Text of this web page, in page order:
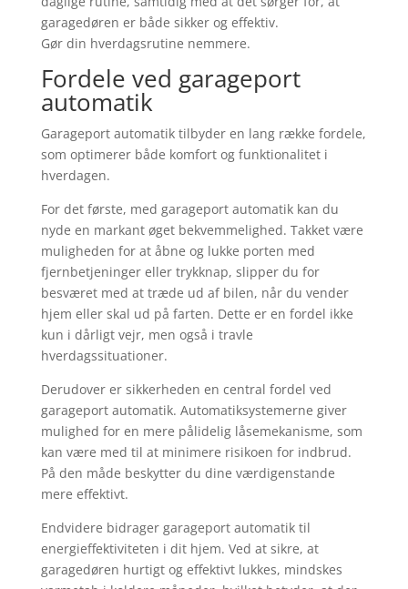
garagedøren er både sikker og effektiv.
Gør din hverdagsrutine nemmere.
Fordele ved garageport
automatik
Garageport automatik tilbyder en lang række fordele,
som optimerer både komfort og funktionalitet i
hverdagen.
For det første, med garageport automatik kan du
nyde en markant øget bekvemmelighed. Takket være
muligheden for at åbne og lukke porten med
fjernbetjeninger eller trykknap, slipper du for
besværet med at træde ud af bilen, når du vender
hjem eller skal ud på farten. Dette er en fordel ikke
kun i dårligt vejr, men også i travle
hverdagssituationer.
Derudover er sikkerheden en central fordel ved
garageport automatik. Automatiksystemerne giver
mulighed for en mere pålidelig låsemekanisme, som
kan være med til at minimere risikoen for indbrud.
På den måde beskytter du dine værdigenstande
mere effektivt.
Endvidere bidrager garageport automatik til
energieffektiviteten i dit hjem. Ved at sikre, at
garagedøren hurtigt og effektivt lukkes, mindskes